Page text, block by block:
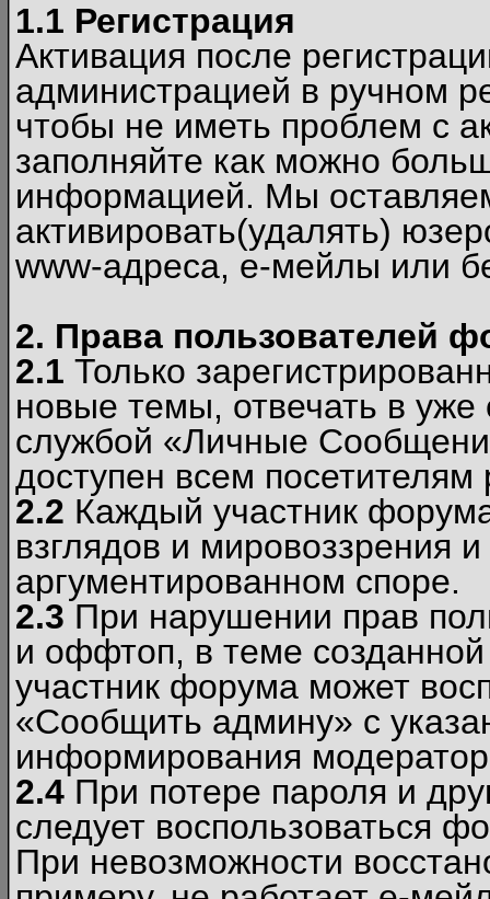
1.1 Регистрация
Активация после
администрацией в ручном
чтобы не иметь проблем с
заполняйте как можно
информацией. Мы
активировать(удалять)
www-адреса, е-мейлы или
2. Права пользователей
2.1 Только
новые темы, отвечать в
службой «Личные
доступен всем посетителям
2.2 Каждый участник
взглядов и мировоззрения
аргументированном споре.
2.3 При нарушении прав
и оффтоп, в теме
участник форума может
«Сообщить админу» с
информирования
2.4 При потере пароля и
следует воспользоваться
При невозможности